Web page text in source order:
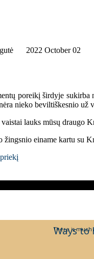
2022 October 02
poreikį širdyje
nieko beviltiškesnio už
vaistai lauks mūsų
žingsnio einame kartu su
Ways to
There is